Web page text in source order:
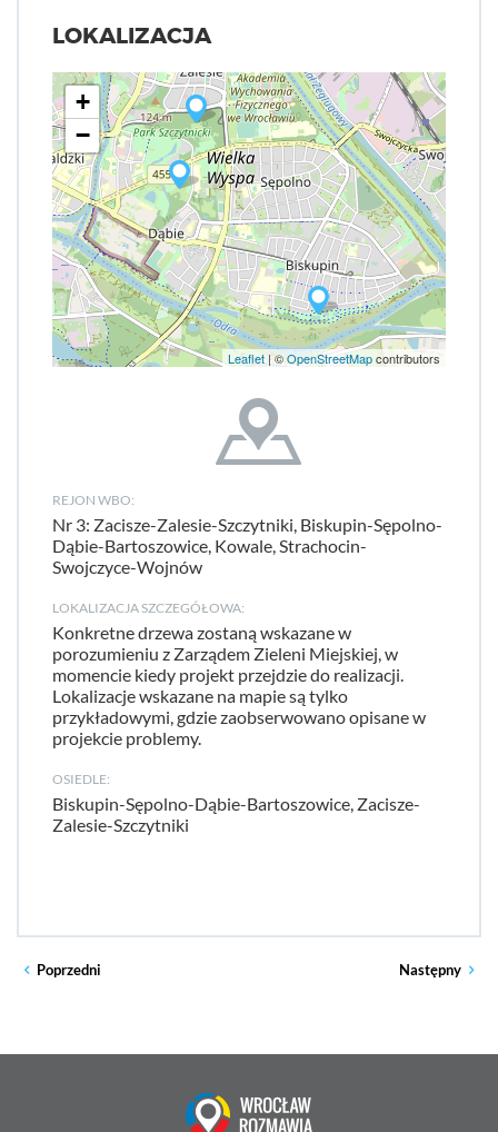
LOKALIZACJA
+
−
Leaflet| ©OpenStreetMapcontributors
REJON WBO:
Nr 3: Zacisze-Zalesie-Szczytniki, Biskupin-Sępolno-
Dąbie-Bartoszowice, Kowale, Strachocin-
Swojczyce-Wojnów
LOKALIZACJA SZCZEGÓŁOWA:
Konkretne drzewa zostaną wskazane w
porozumieniu z Zarządem Zieleni Miejskiej, w
momencie kiedy projekt przejdzie do realizacji.
Lokalizacje wskazane na mapie są tylko
przykładowymi, gdzie zaobserwowano opisane w
projekcie problemy.
OSIEDLE:
Biskupin-Sępolno-Dąbie-Bartoszowice, Zacisze-
Zalesie-Szczytniki
Poprzedni Następny